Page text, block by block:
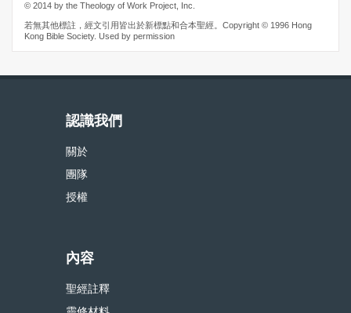
© 2014 by the Theology of Work Project, Inc.
若無其他標註，經文引用皆出於新標點和合本聖經。Copyright © 1996 Hong
Kong Bible Society. Used by permission
認識我們
關於
團隊
授權
內容
聖經註釋